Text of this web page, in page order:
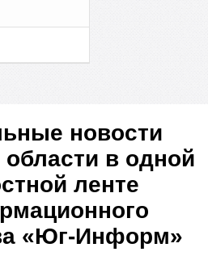
новости
в одной
ленте
«Юг-Информ»